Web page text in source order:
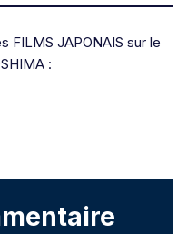
FILMS JAPONAIS sur le
: